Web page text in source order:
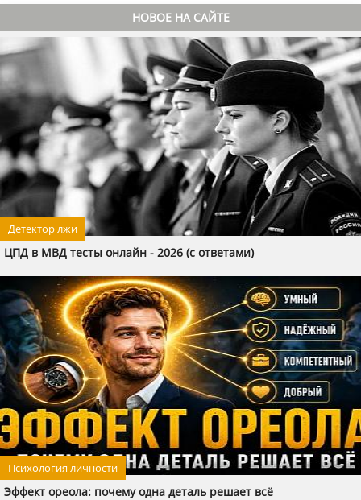
НОВОЕ НА САЙТЕ
Детектор лжи
ЦПД в МВД тесты онлайн - 2026 (с ответами)
Психология личности
Эффект ореола: почему одна деталь решает всё